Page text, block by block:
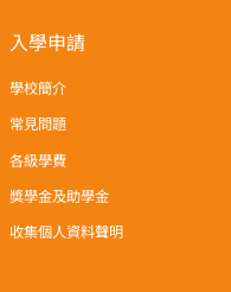
入學申請
學校簡介
常見問題
各級學費
獎學金及助學金
收集個人資料聲明